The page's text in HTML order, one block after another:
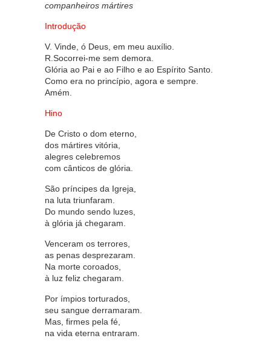
companheiros mártires
Introdução
V. Vinde, ó Deus, em meu auxílio.
R.Socorrei-me sem demora.
Glória ao Pai e ao Filho e ao Espírito Santo.
Como era no princípio, agora e sempre.
Amém.
Hino
De Cristo o dom eterno,
dos mártires vitória,
alegres celebremos
com cânticos de glória.
São príncipes da Igreja,
na luta triunfaram.
Do mundo sendo luzes,
à glória já chegaram.
Venceram os terrores,
as penas desprezaram.
Na morte coroados,
à luz feliz chegaram.
Por ímpios torturados,
seu sangue derramaram.
Mas, firmes pela fé,
na vida eterna entraram.